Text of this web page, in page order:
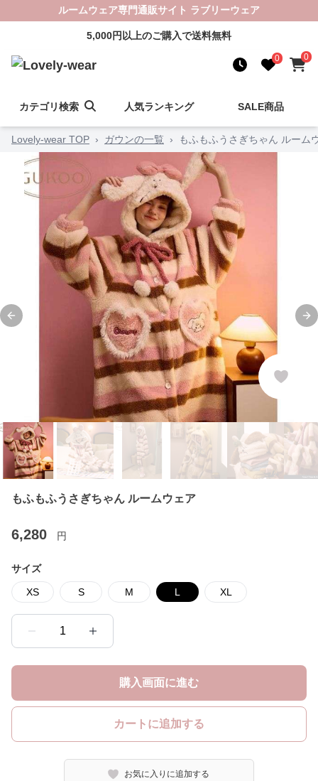
ルームウェア専門通販サイト ラブリーウェア
5,000円以上のご購入で送料無料
0 0
カテゴリ検索 人気ランキング SALE商品
Lovely-wear TOP › ガウンの一覧 › もふもふうさぎちゃん ルーム
Previous slide
もふもふうさぎちゃん ルームウェア
6,280 円
サイズ
XS S M L XL
1
購入画面に進む
カートに追加する
お気に入りに追加する